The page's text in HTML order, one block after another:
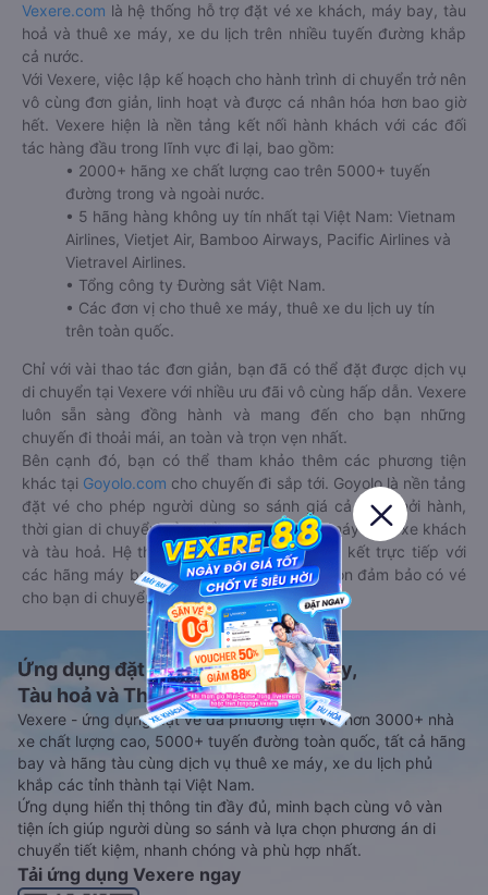
Vexere.com là hệ thống hỗ trợ đặt vé xe khách, máy bay, tàu
hoả và thuê xe máy, xe du lịch trên nhiều tuyến đường khắp
cả nước.
Với Vexere, việc lập kế hoạch cho hành trình di chuyển trở nên
vô cùng đơn giản, linh hoạt và được cá nhân hóa hơn bao giờ
hết. Vexere hiện là nền tảng kết nối hành khách với các đối
tác hàng đầu trong lĩnh vực đi lại, bao gồm:
• 2000+ hãng xe chất lượng cao trên 5000+ tuyến
đường trong và ngoài nước.
• 5 hãng hàng không uy tín nhất tại Việt Nam: Vietnam
Airlines, Vietjet Air, Bamboo Airways, Pacific Airlines và
Vietravel Airlines.
• Tổng công ty Đường sắt Việt Nam.
• Các đơn vị cho thuê xe máy, thuê xe du lịch uy tín
trên toàn quốc.
Chỉ với vài thao tác đơn giản, bạn đã có thể đặt được dịch vụ
di chuyển tại Vexere với nhiều ưu đãi vô cùng hấp dẫn. Vexere
luôn sẵn sàng đồng hành và mang đến cho bạn những
chuyến đi thoải mái, an toàn và trọn vẹn nhất.
Bên cạnh đó, bạn có thể tham khảo thêm các phương tiện
khác tại Goyolo.com cho chuyến đi sắp tới. Goyolo là nền tảng
đặt vé cho phép người dùng so sánh giá cả, giờ khởi hành,
thời gian di chuyển của nhiều phương tiện máy bay, xe khách
và tàu hoả. Hệ thống của Goyolo được liên kết trực tiếp với
các hãng máy bay, xe khách và tàu hoả, luôn đảm bảo có vé
cho bạn di chuyển.
Ứng dụng đặt vé Xe khách, Máy bay,
Tàu hoả và Thuê xe
Vexere - ứng dụng đặt vé đa phương tiện với hơn 3000+ nhà
xe chất lượng cao, 5000+ tuyến đường toàn quốc, tất cả hãng
bay và hãng tàu cùng dịch vụ thuê xe máy, xe du lịch phủ
khắp các tỉnh thành tại Việt Nam.
Ứng dụng hiển thị thông tin đầy đủ, minh bạch cùng vô vàn
tiện ích giúp người dùng so sánh và lựa chọn phương án di
chuyển tiết kiệm, nhanh chóng và phù hợp nhất.
Tải ứng dụng Vexere ngay